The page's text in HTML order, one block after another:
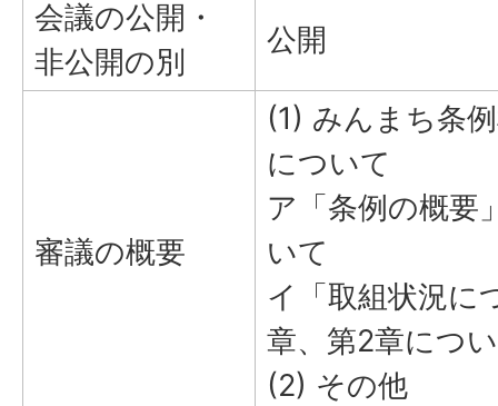
会議の公開・
非公開の別
公開
審議の概要
(1) みんまち条
について
ア「条例の概要
いて
イ「取組状況に
章、第2章につ
(2) その他